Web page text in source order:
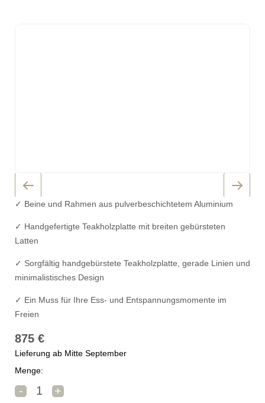
✓ Beine und Rahmen aus pulverbeschichtetem Aluminium
✓ Handgefertigte Teakholzplatte mit breiten gebürsteten
Latten
✓ Sorgfältig handgebürstete Teakholzplatte, gerade Linien und
minimalistisches Design
✓ Ein Muss für Ihre Ess- und Entspannungsmomente im
Freien
875 €
Lieferung ab Mitte September
Menge:
-
Rosa Splendiani Esstisch Yukon Menge
+